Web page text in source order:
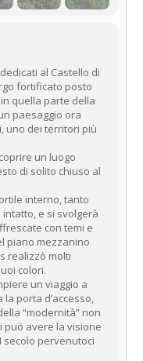
al Castello di
fortificato posto
quella parte della
paesaggio ora
uno dei territori più
un luogo
di solito chiuso al
interno, tanto
e si svolgerà
con temi e
piano mezzanino
realizzò molti
colori.
un viaggio a
porta d’accesso,
“modernità” non
può avere la visione
secolo pervenutoci